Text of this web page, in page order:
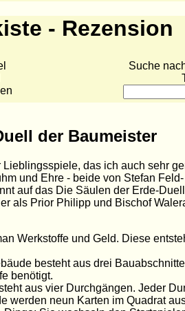
- Rezension
Suche
der Baumeister
das ich auch sehr
und Ehre - beide von Stefan
auf das Die Säulen der Erde-
als Prior Philipp und Bischof
Werkstoffe und Geld. Diese
besteht aus drei
benötigt.
aus vier Durchgängen. Jeder
werden neun Karten im Quadrat